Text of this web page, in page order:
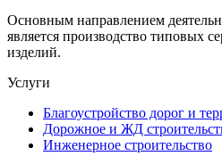
Основным направлением
является производство типовых
изделий.
Услуги
Благоустройство дорог и
Дорожное и ЖД
Инженерное строительство